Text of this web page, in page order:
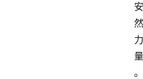
安
然
力
量
。